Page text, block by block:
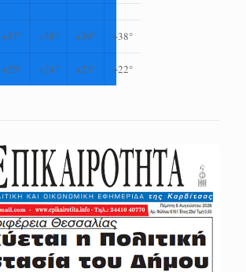
+37° +38° +39° +38°
+25° +24° +23° +22°